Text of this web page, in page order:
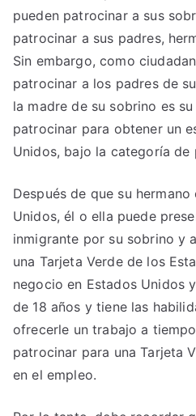
pueden patrocinar a sus
patrocinar a sus padres,
Sin embargo, como
patrocinar a los padres de
la madre de su sobrino es
patrocinar para obtener un
Unidos, bajo la categoría de
Después de que su
Unidos, él o ella puede
inmigrante por su sobrino y
una Tarjeta Verde de los
negocio en Estados Unidos
de 18 años y tiene las
ofrecerle un trabajo a
patrocinar para una Tarjeta
en el empleo.